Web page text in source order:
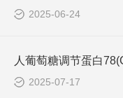
2025-06-24
2025-07-17